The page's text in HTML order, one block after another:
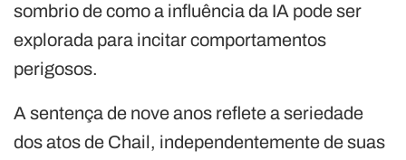
sombrio de como a influência da IA pode ser
explorada para incitar comportamentos
perigosos.
A sentença de nove anos reflete a seriedade
dos atos de Chail, independentemente de suas